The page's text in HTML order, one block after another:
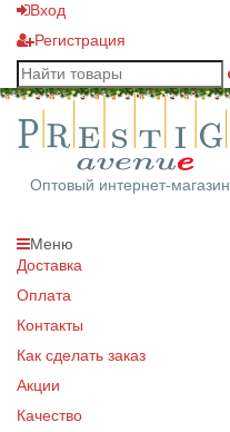
Вход
Регистрация
Оптовый интернет-магазин
Меню
Доставка
Оплата
Контакты
Как сделать заказ
Акции
Качество